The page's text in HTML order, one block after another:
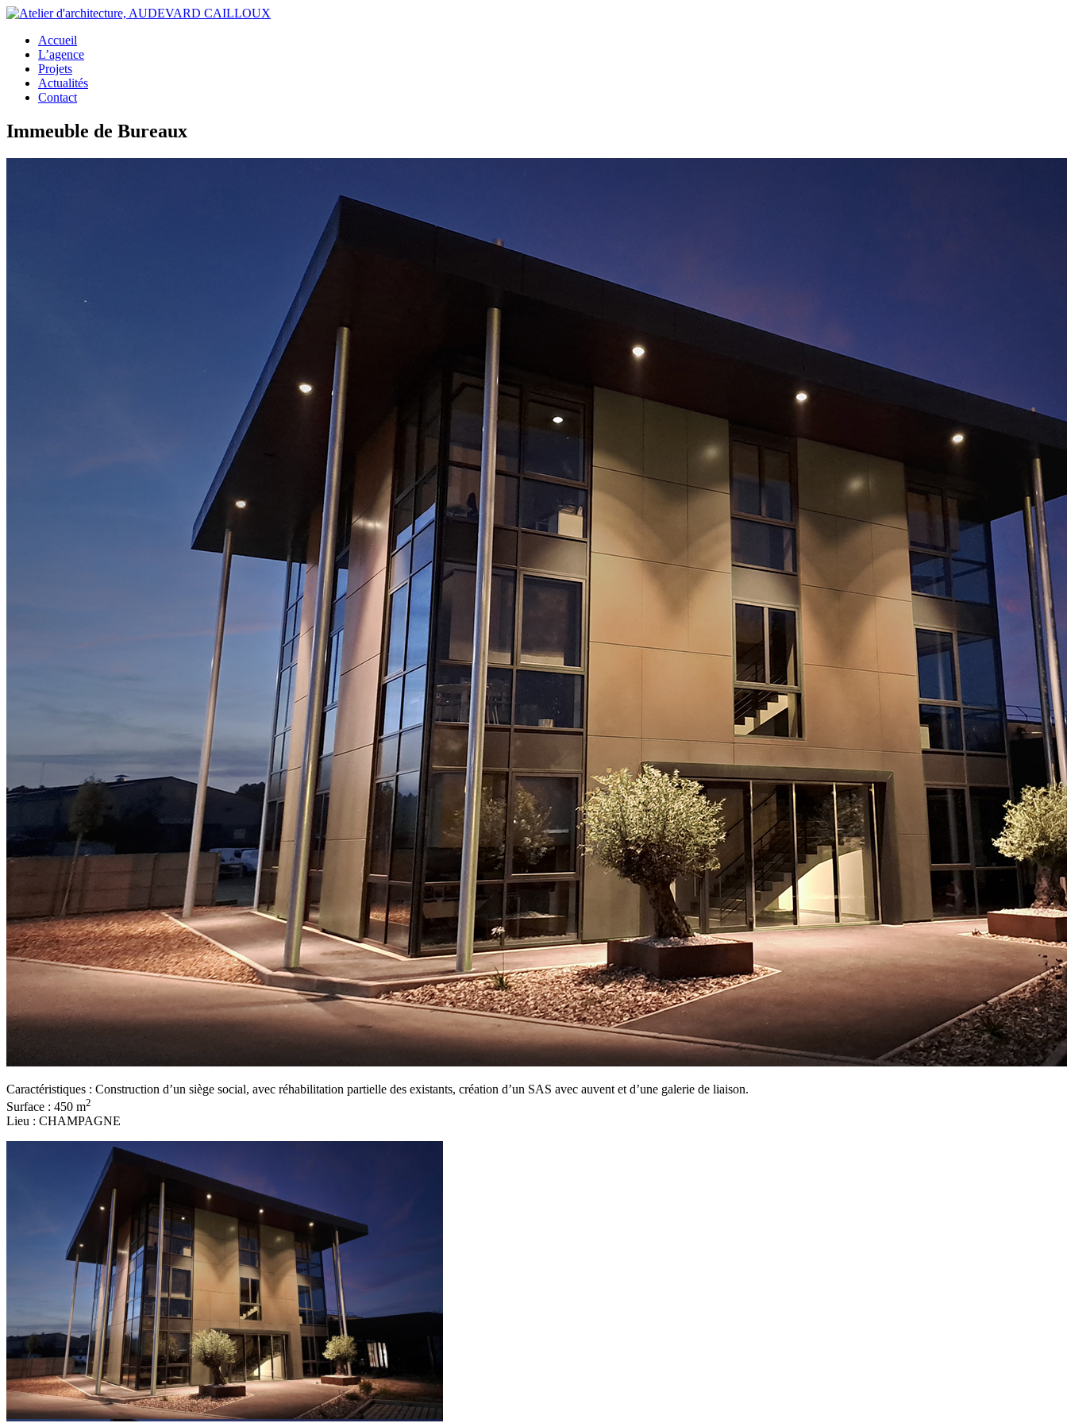
Accueil
L’agence
Projets
Actualités
Contact
Immeuble de Bureaux
Caractéristiques : Construction d’un siège social, avec réhabilitation partielle des existants, création d’un SAS avec auvent et d’une galerie de liaison.
Surface : 450 m2
Lieu : CHAMPAGNE